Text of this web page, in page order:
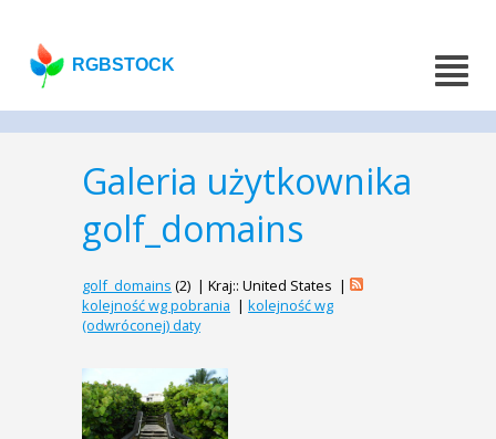
RGBSTOCK
Galeria użytkownika
golf_domains
golf_domains (2) | Kraj:: United States |
kolejność wg pobrania | kolejność wg
(odwróconej) daty